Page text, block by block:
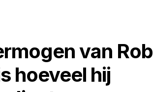
van Rob
hoeveel hij